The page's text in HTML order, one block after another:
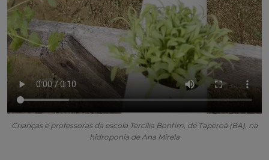
Crianças e professoras da escola Tercília Bonfim, de Taperoá (BA), na
hidroponia de Ana Mirela